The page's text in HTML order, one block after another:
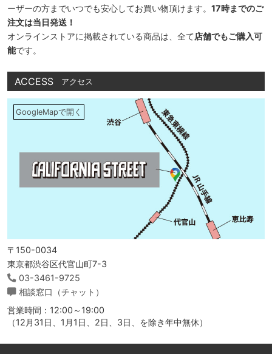
ーザーの方までいつでも安心してお買い物頂けます。 17時までのご
注文は当日発送！
オンラインストアに掲載されている商品は、全て店舗でもご購入可
能です。
ACCESS アクセス
GoogleMapで開く
〒150-0034
東京都渋谷区代官山町7-3
03-3461-9725
相談窓口（チャット）
営業時間：12:00～19:00
（12月31日、1月1日、2日、3日、を除き年中無休）